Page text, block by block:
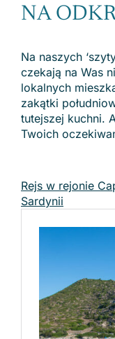
NA
Na naszych
czekają na Was
lokalnych
zakątki
tutejszej kuchni.
Twoich
Rejs w rejonie
Sardynii